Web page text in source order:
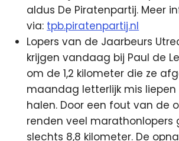
aldus De Piratenpartij. Meer
via: tpb.piratenpartij.nl
Lopers van de Jaarbeurs
krijgen vandaag bij Paul de
om de 1,2 kilometer die ze
maandag letterlijk mis
halen. Door een fout van de
renden veel marathonlopers
slechts 8,8 kilometer. De